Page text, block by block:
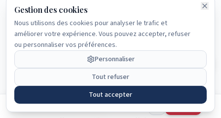
Gestion des cookies
Nous utilisons des cookies pour analyser le trafic et
améliorer votre expérience. Vous pouvez accepter, refuser
ou personnaliser vos préférences.
Personnaliser
Tout refuser
Tout accepter
raisons justifient de confier ce chantier à un spécialiste
en systèmes de ventilation :
Diagnostic de perméabilité :seul un professionnel
peut mesurer avec précision l'étanchéité réelle du
bâtiment pour confirmer que la VMI est la solution
adaptée.
Cet article vous a été utile ? Articles
FAQ